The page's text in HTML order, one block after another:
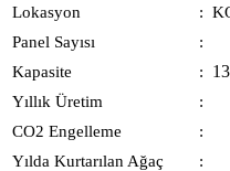
Lokasyon :
Panel Sayısı
:
Kapasite
:
Yıllık Üretim
:
CO2 Engelleme
:
Yılda Kurtarılan Ağaç
: